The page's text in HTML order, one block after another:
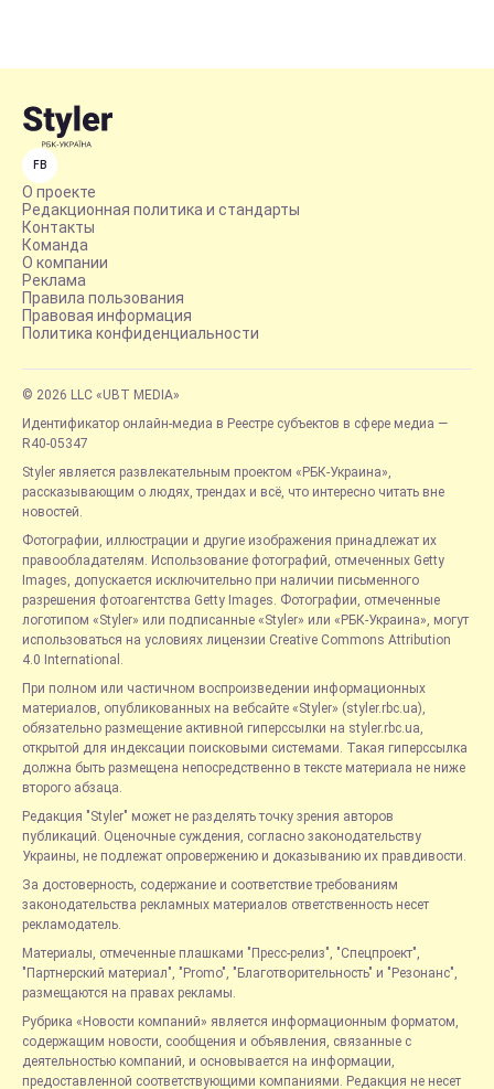
FB
О проекте
Редакционная политика и стандарты
Контакты
Команда
О компании
Реклама
Правила пользования
Правовая информация
Политика конфиденциальности
© 2026 LLC «UBT MEDIA»
Идентификатор онлайн-медиа в Реестре субъектов в сфере медиа —
R40-05347
Styler является развлекательным проектом «РБК-Украина»,
рассказывающим о людях, трендах и всё, что интересно читать вне
новостей.
Фотографии, иллюстрации и другие изображения принадлежат их
правообладателям. Использование фотографий, отмеченных Getty
Images, допускается исключительно при наличии письменного
разрешения фотоагентства Getty Images. Фотографии, отмеченные
логотипом «Styler» или подписанные «Styler» или «РБК-Украина», могут
использоваться на условиях лицензии Creative Commons Attribution
4.0 International.
При полном или частичном воспроизведении информационных
материалов, опубликованных на вебсайте «Styler» (styler.rbc.ua),
обязательно размещение активной гиперссылки на styler.rbc.ua,
открытой для индексации поисковыми системами. Такая гиперссылка
должна быть размещена непосредственно в тексте материала не ниже
второго абзаца.
Редакция "Styler" может не разделять точку зрения авторов
публикаций. Оценочные суждения, согласно законодательству
Украины, не подлежат опровержению и доказыванию их правдивости.
За достоверность, содержание и соответствие требованиям
законодательства рекламных материалов ответственность несет
рекламодатель.
Материалы, отмеченные плашками "Пресс-релиз", "Спецпроект",
"Партнерский материал", "Promo", "Благотворительность" и "Резонанс",
размещаются на правах рекламы.
Рубрика «Новости компаний» является информационным форматом,
содержащим новости, сообщения и объявления, связанные с
деятельностью компаний, и основывается на информации,
предоставленной соответствующими компаниями. Редакция не несет